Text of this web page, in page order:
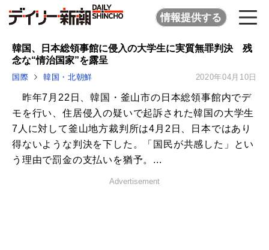
情報提供する
韓国、日本総領事館に侵入の大学生に実質無罪判決 残
念な“情治国家”を露呈
国際 韓国・北朝鮮 2020年04月10日
昨年7月22日、韓国・釜山市の日本総領事館内でデ
モを行い、住居侵入の疑いで起訴された韓国の大学生
7人に対して釜山地方裁判所は4月2日、日本ではあり
得ないような判決を下した。「国民が共感した」とい
う理由で罰金の支払いを猶予。...
Advertisement